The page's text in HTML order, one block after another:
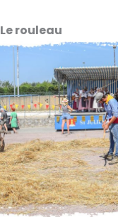
Le rouleau